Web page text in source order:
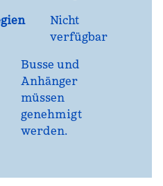
Nicht
verfügbar
Busse und
Anhänger
müssen
genehmigt
werden.